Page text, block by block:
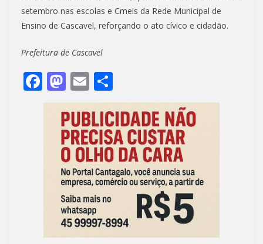
setembro nas escolas e Cmeis da Rede Municipal de
Ensino de Cascavel, reforçando o ato cívico e cidadão.
Prefeitura de Cascavel
F
ac
M
as
to
d
o
n
E
m
ai
l
h
ar
e